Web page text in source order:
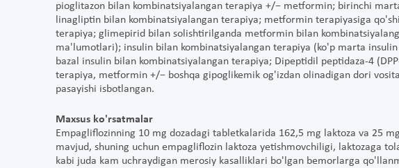
pioglitazon bilan kombinatsiyalangan terapiya +/− metformin; birinchi
linagliptin bilan kombinatsiyalangan terapiya; metformin terapiyasiga
terapiya; glimepirid bilan solishtirilganda metformin bilan
ma'lumotlari); insulin bilan kombinatsiyalangan terapiya (ko'p marta
bazal insulin bilan kombinatsiyalangan terapiya; Dipeptidil peptidaza-4
terapiya, metformin +/− boshqa gipoglikemik og'izdan olinadigan dori
pasayishi isbotlangan.
Maxsus ko'rsatmalar
Empagliflozinning 10 mg dozadagi tabletkalarida 162,5 mg laktoza va 25
mavjud, shuning uchun empagliflozin laktoza yetishmovchiligi, laktozaga
kabi juda kam uchraydigan merosiy kasalliklari bo'lgan bemorlarga